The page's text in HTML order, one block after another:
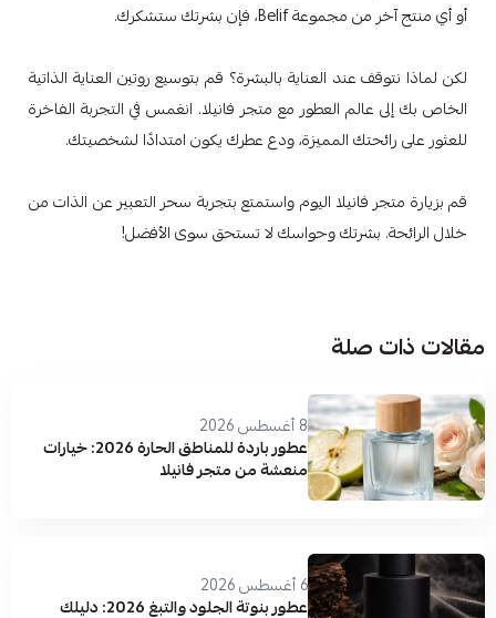
أو أي منتج آخر من مجموعة Belif، فإن بشرتك ستشكرك.
لكن لماذا نتوقف عند العناية بالبشرة؟ قم بتوسيع روتين العناية الذاتية
الخاص بك إلى عالم العطور مع متجر فانيلا. انغمس في التجربة الفاخرة
للعثور على رائحتك المميزة، ودع عطرك يكون امتدادًا لشخصيتك.
قم بزيارة متجر فانيلا اليوم واستمتع بتجربة سحر التعبير عن الذات من
خلال الرائحة. بشرتك وحواسك لا تستحق سوى الأفضل!
مقالات ذات صلة
8 أغسطس 2026
عطور باردة للمناطق الحارة 2026: خيارات
منعشة من متجر فانيلا
6 أغسطس 2026
عطور بنوتة الجلود والتبغ 2026: دليلك